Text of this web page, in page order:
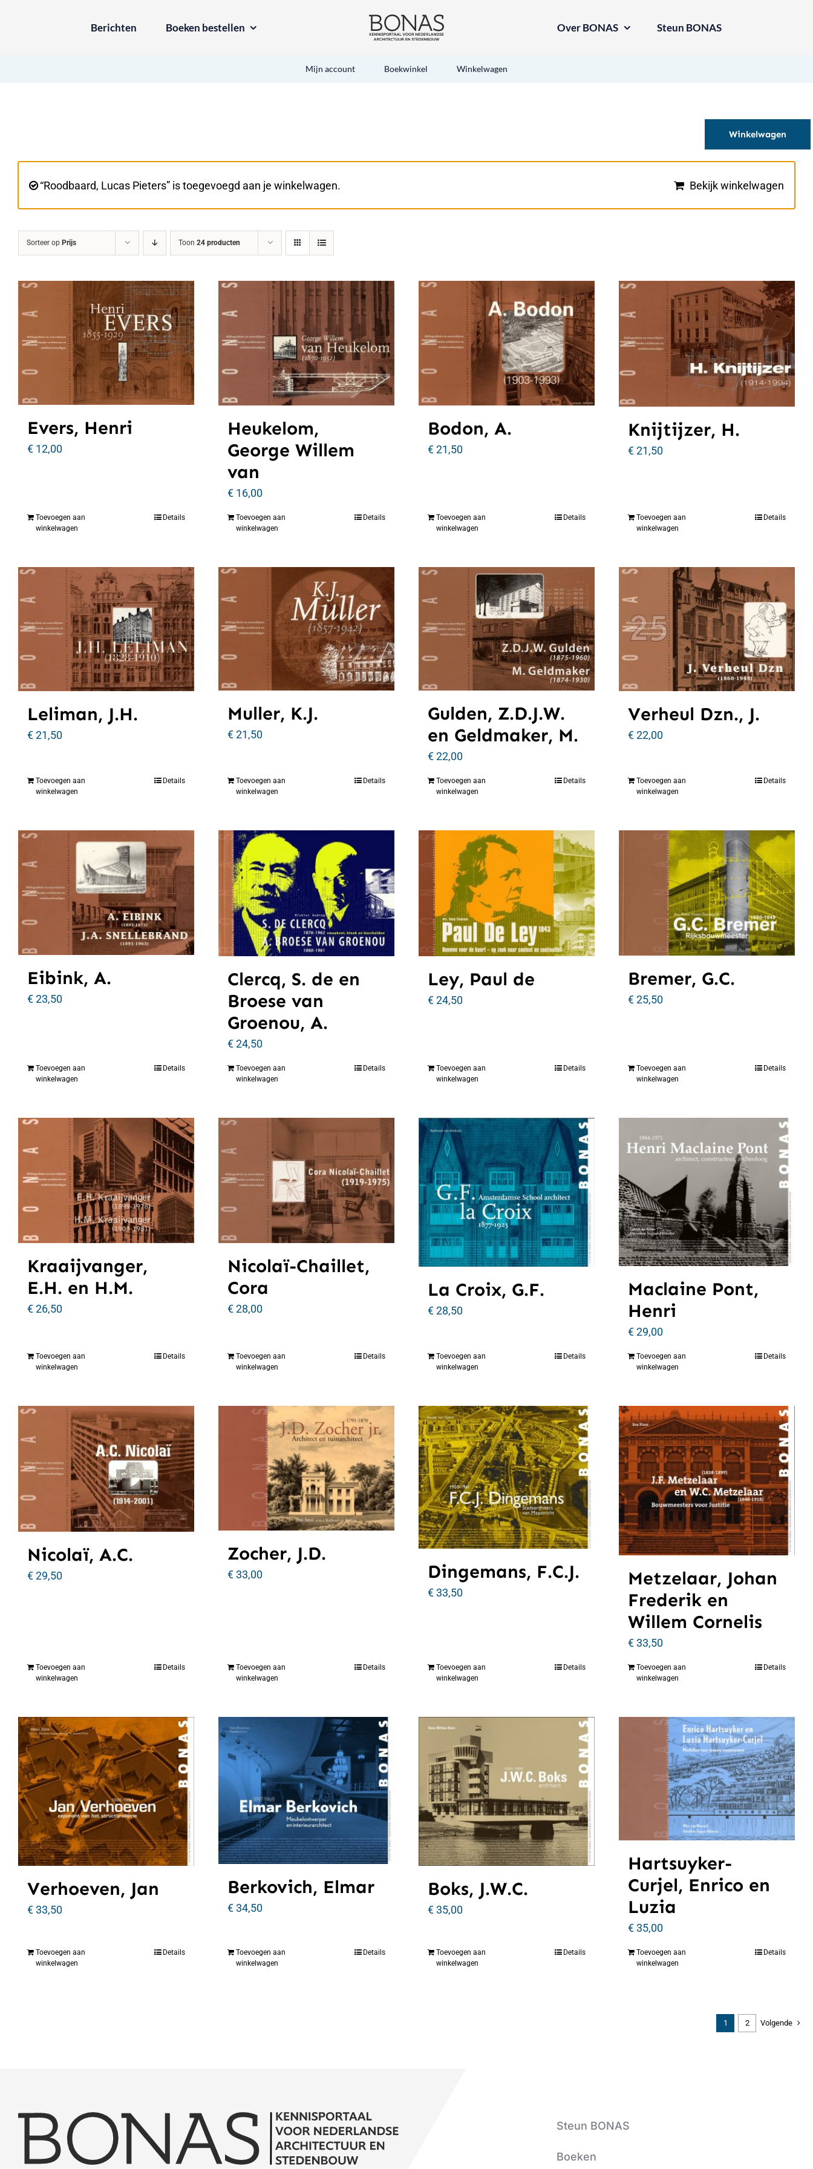
Berichten Boeken bestellen Over BONAS Steun BONAS
Mijn account Boekwinkel Winkelwagen
Winkelwagen
“Roodbaard, Lucas Pieters” is toegevoegd aan je winkelwagen. Bekijk winkelwagen
Sorteer op Prijs Toon 24 producten
Evers, Henri
€ 12,00
Toevoegen aan
winkelwagen
Details
Heukelom,
George Willem
van
€ 16,00
Toevoegen aan
winkelwagen
Details
Bodon, A.
€21,50
Toevoegen aan
winkelwagen
Details
Knijtijzer, H.
€21,50
Toevoegen aan
winkelwagen
Details
Leliman, J.H.
€21,50
Toevoegen aan
winkelwagen
Details
Muller, K.J.
€21,50
Toevoegen aan
winkelwagen
Details
Gulden, Z.D.J.W.
en Geldmaker, M.
€22,00
Toevoegen aan
winkelwagen
Details
Verheul Dzn., J.
€22,00
Toevoegen aan
winkelwagen
Details
Eibink, A.
€23,50
Toevoegen aan
winkelwagen
Details
Clercq, S. de en
Broese van
Groenou, A.
€24,50
Toevoegen aan
winkelwagen
Details
Ley, Paul de
€24,50
Toevoegen aan
winkelwagen
Details
Bremer, G.C.
€25,50
Toevoegen aan
winkelwagen
Details
Kraaijvanger,
E.H. en H.M.
€26,50
Toevoegen aan
winkelwagen
Details
Nicolaï-Chaillet,
Cora
€28,00
Toevoegen aan
winkelwagen
Details
La Croix, G.F.
€28,50
Toevoegen aan
winkelwagen
Details
Maclaine Pont,
Henri
€29,00
Toevoegen aan
winkelwagen
Details
Nicolaï, A.C.
€29,50
Toevoegen aan
winkelwagen
Details
Zocher, J.D.
€33,00
Toevoegen aan
winkelwagen
Details
Dingemans, F.C.J.
€33,50
Toevoegen aan
winkelwagen
Details
Metzelaar, Johan
Frederik en
Willem Cornelis
€33,50
Toevoegen aan
winkelwagen
Details
Verhoeven, Jan
€33,50
Toevoegen aan
winkelwagen
Details
Berkovich, Elmar
€34,50
Toevoegen aan
winkelwagen
Details
Boks, J.W.C.
€35,00
Toevoegen aan
winkelwagen
Details
Hartsuyker-
Curjel, Enrico en
Luzia
€35,00
Toevoegen aan
winkelwagen
Details
1 2 Volgende
Steun BONAS
Boeken